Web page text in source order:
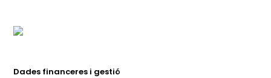
Dades financeres i gestió